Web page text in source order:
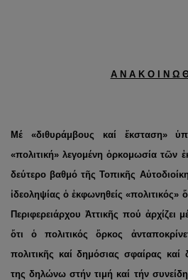
Α Ν Α Κ Ο Ι Ν Ω
Μέ «διθυράμβους καί ἔκσταση»
«πολιτική» λεγομένη ὁρκομωσία τῶν
δεύτερο βαθμό τῆς Τοπικῆς
ἰδεοληψίας ὁ ἐκφωνηθείς
Περιφερειάρχου Ἀττικῆς πού
ὅτι ὁ πολιτικός ὅρκος
πολιτικῆς καί δημόσιας σφαίρας καί
της δηλώνω στήν τιμή καί τήν